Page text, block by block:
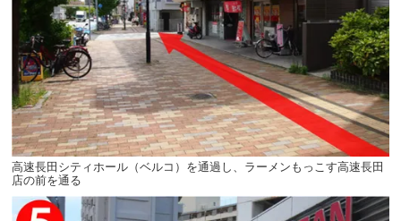
高速長田シティホール（ベルコ）を通過し、ラーメンもっこす高速長田
店の前を通る